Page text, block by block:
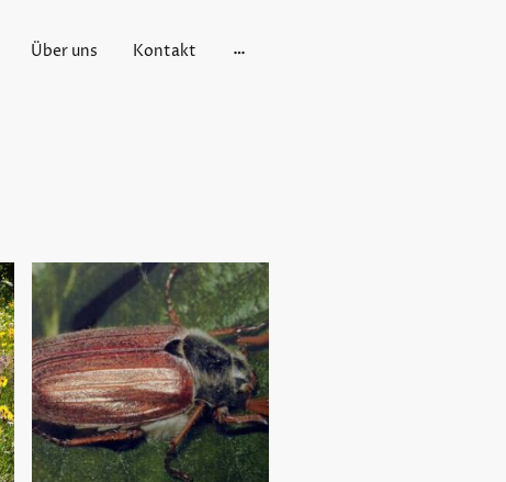
Über uns Kontakt